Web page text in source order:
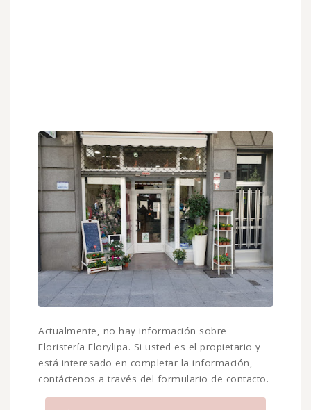
Actualmente, no hay información sobre
Floristería Florylipa. Si usted es el propietario y
está interesado en completar la información,
contáctenos a través del formulario de contacto.